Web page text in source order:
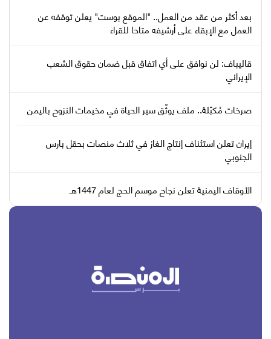
بعد أكثر من عقد من العمل.. "الموقع بوست" يعلن توقفه عن
العمل مع الإبقاء على أرشيفه متاحا للقراء
قاليباف: لن نوافق على أي اتفاق قبل ضمان حقوق الشعب
الإيراني
صرخات مُكبّلة.. ملف يوثّق سير الحياة في مخيمات النزوح باليمن
إيران تعلن استئناف إنتاج الغاز في ثلاث منصات بحقل بارس
الجنوبي
الأوقاف اليمنية تعلن نجاح موسم الحج لعام 1447هـ